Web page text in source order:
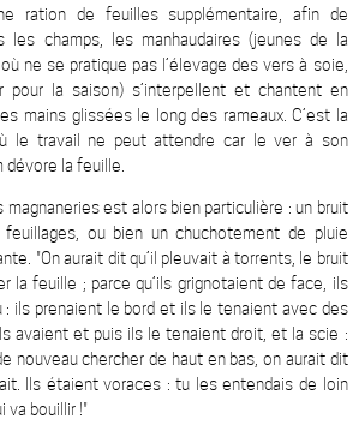
ration de feuilles supplémentaire, afin de
les champs, les manhaudaires (jeunes de la
ne se pratique pas l’élevage des vers à soie,
la saison) s’interpellent et chantent en
mains glissées le long des rameaux. C’est la
le travail ne peut attendre car le ver à son
la feuille.
magnaneries est alors bien particulière : un bruit
ou bien un chuchotement de pluie
"On aurait dit qu’il pleuvait à torrents, le bruit
la feuille ; parce qu’ils grignotaient de face, ils
: ils prenaient le bord et ils le tenaient avec des
avaient et puis ils le tenaient droit, et la scie :
nouveau chercher de haut en bas, on aurait dit
Ils étaient voraces : tu les entendais de loin
va bouillir !"